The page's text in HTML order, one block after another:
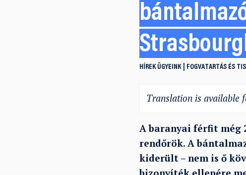
HÍREK ÜGYEINK FOGVATARTÁS ÉS
Translation is available
A baranyai férfit még
rendőrök. A
kiderült – nem is ő